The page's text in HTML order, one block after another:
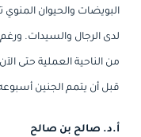
البويضات والحيوان المنوي
لدى الرجال والسيدات.
من الناحية العملية حتى
قبل أن يتمم الجنين أسبوعه
أ.د. صالح بن صالح